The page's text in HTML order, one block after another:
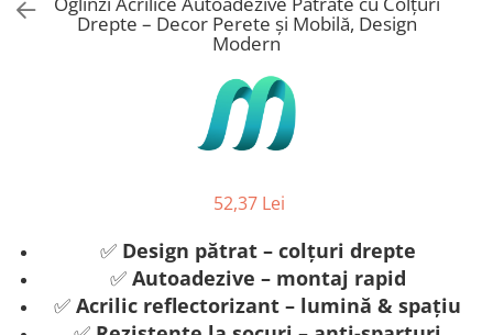
Drepte – Decor Perete și Mobilă, Design
Modern
52,37 Lei
✅ Design pătrat – colțuri drepte
✅ Autoadezive – montaj rapid
✅ Acrilic reflectorizant – lumină & spațiu